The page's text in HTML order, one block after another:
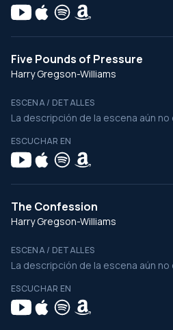
Five Pounds of Pressure
Harry Gregson-Williams
ESCENA / DETALLES
La descripción de la escena aún
ESCUCHAR EN
The Confession
Harry Gregson-Williams
ESCENA / DETALLES
La descripción de la escena aún
ESCUCHAR EN